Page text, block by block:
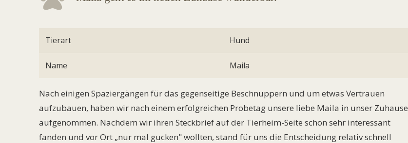
Tierart Hund
Name Maila
Nach einigen Spaziergängen für das gegenseitige Beschnuppern und um etwas Vertrauen
aufzubauen, haben wir nach einem erfolgreichen Probetag unsere liebe Maila in unser Zuhause
aufgenommen. Nachdem wir ihren Steckbrief auf der Tierheim-Seite schon sehr interessant
fanden und vor Ort „nur mal gucken" wollten, stand für uns die Entscheidung relativ schnell